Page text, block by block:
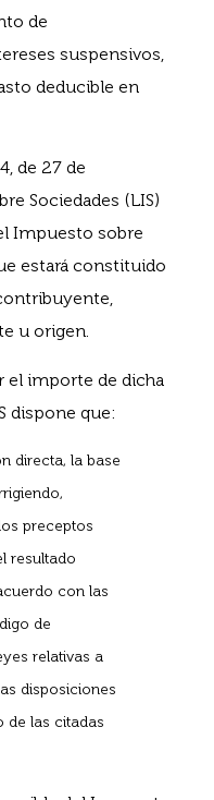
de
suspensivos,
deducible en
de 27 de
Sociedades (LIS)
Impuesto sobre
estará constituido
u origen.
el importe de dicha
dispone que:
directa, la base
preceptos
resultado
con las
de
relativas a
disposiciones
de las citadas